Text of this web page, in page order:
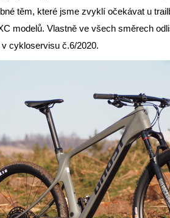
těm, které jsme zvyklí očekávat u
modelů. Vlastně ve všech směrech
v cykloservisu č.6/2020.